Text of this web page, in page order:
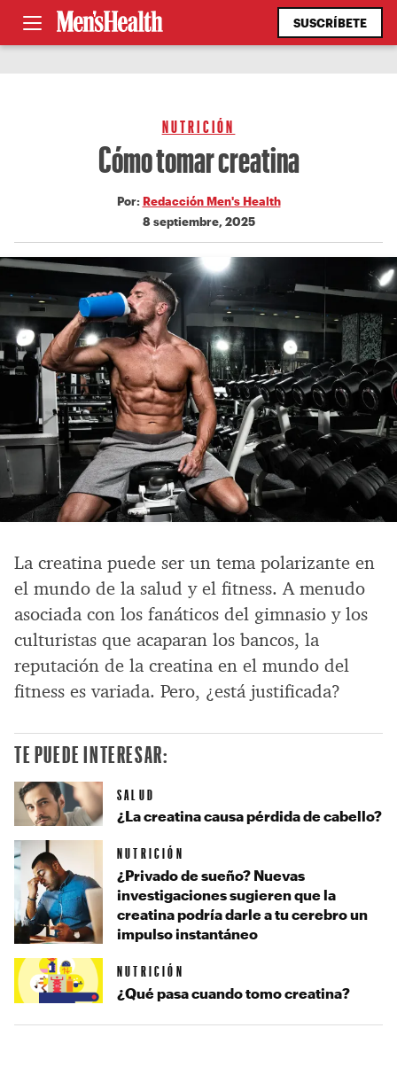
SUSCRÍBETE
NUTRICIÓN
Cómo tomar creatina
Por: Redacción Men's Health
8 septiembre, 2025
La creatina puede ser un tema polarizante en
el mundo de la salud y el fitness. A menudo
asociada con los fanáticos del gimnasio y los
culturistas que acaparan los bancos, la
reputación de la creatina en el mundo del
fitness es variada. Pero, ¿está justificada?
TE PUEDE INTERESAR:
SALUD
¿La creatina causa pérdida de cabello?
NUTRICIÓN
¿Privado de sueño? Nuevas
investigaciones sugieren que la
creatina podría darle a tu cerebro un
impulso instantáneo
NUTRICIÓN
¿Qué pasa cuando tomo creatina?